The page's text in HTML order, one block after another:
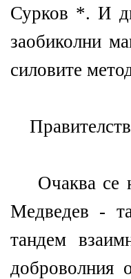
Сурков *. И
заобиколни
силовите
Очаква се
Медведев -
тандем
доброволния